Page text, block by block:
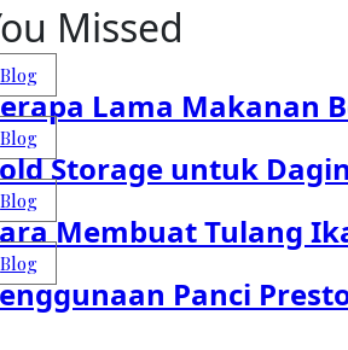
Missed
Blog
Lama Makanan
Blog
Storage untuk
Blog
Membuat Tulang
Blog
Panci